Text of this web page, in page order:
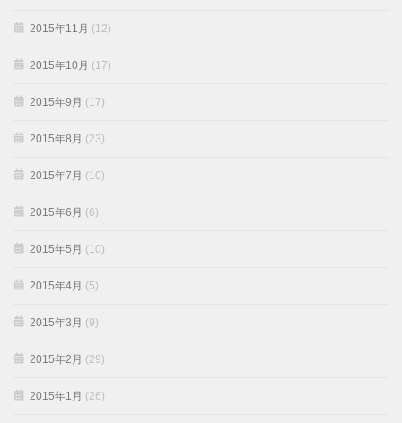
2015年11月 (12)
2015年10月 (17)
2015年9月 (17)
2015年8月 (23)
2015年7月 (10)
2015年6月 (6)
2015年5月 (10)
2015年4月 (5)
2015年3月 (9)
2015年2月 (29)
2015年1月 (26)